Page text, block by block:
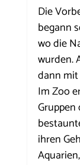
Die
begann
wo die
wurden.
dann
Im Zoo
Gruppen
ihren